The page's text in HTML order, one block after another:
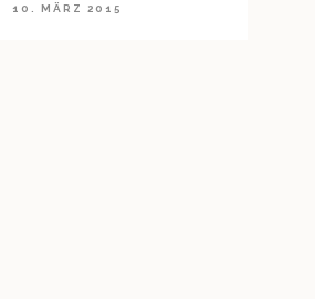
10. MÄRZ 2015